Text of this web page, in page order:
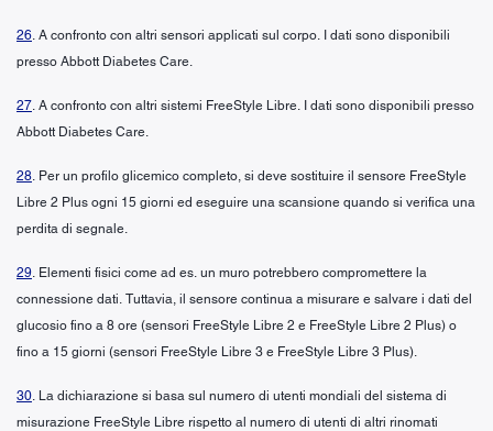
26. A confronto con altri sensori applicati sul corpo. I dati sono disponibili
presso Abbott Diabetes Care.
27. A confronto con altri sistemi FreeStyle Libre. I dati sono disponibili presso
Abbott Diabetes Care.
28. Per un profilo glicemico completo, si deve sostituire il sensore FreeStyle
Libre 2 Plus ogni 15 giorni ed eseguire una scansione quando si verifica una
perdita di segnale.
29. Elementi fisici come ad es. un muro potrebbero compromettere la
connessione dati. Tuttavia, il sensore continua a misurare e salvare i dati del
glucosio fino a 8 ore (sensori FreeStyle Libre 2 e FreeStyle Libre 2 Plus) o
fino a 15 giorni (sensori FreeStyle Libre 3 e FreeStyle Libre 3 Plus).
30. La dichiarazione si basa sul numero di utenti mondiali del sistema di
misurazione FreeStyle Libre rispetto al numero di utenti di altri rinomati